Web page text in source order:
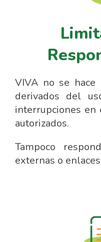
VIVA no se hace
derivados del
interrupciones en
autorizados.
Tampoco
externas o